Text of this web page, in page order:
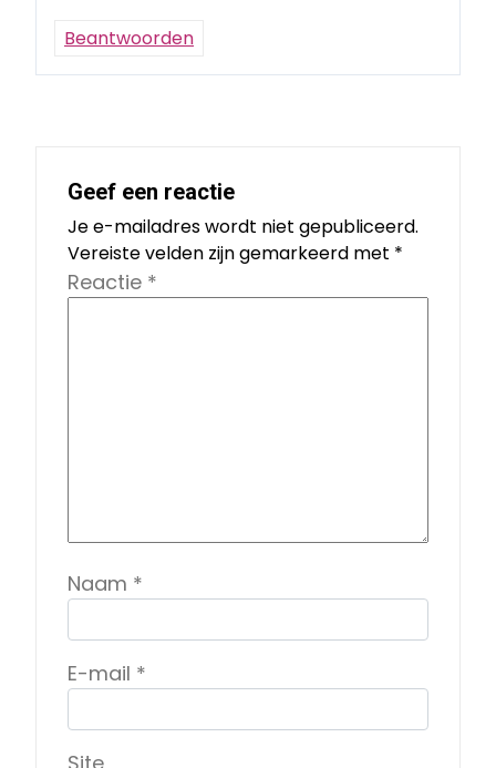
Beantwoorden
Geef een reactie
Je e-mailadres wordt niet gepubliceerd.
Vereiste velden zijn gemarkeerd met *
Reactie *
Naam *
E-mail *